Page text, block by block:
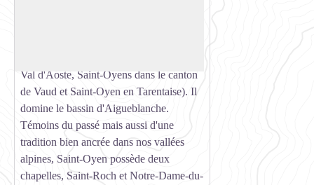
Val d'Aoste, Saint-Oyens dans le canton
de Vaud et Saint-Oyen en Tarentaise). Il
domine le bassin d'Aigueblanche.
Témoins du passé mais aussi d'une
tradition bien ancrée dans nos vallées
alpines, Saint-Oyen possède deux
chapelles, Saint-Roch et Notre-Dame-du-